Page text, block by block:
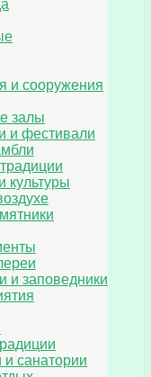
и сооружения
залы
и фестивали
культуры
и заповедники
санатории